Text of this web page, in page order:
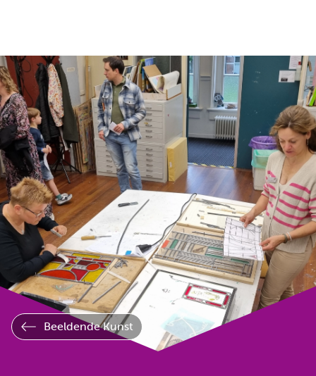
Beeldende Kunst